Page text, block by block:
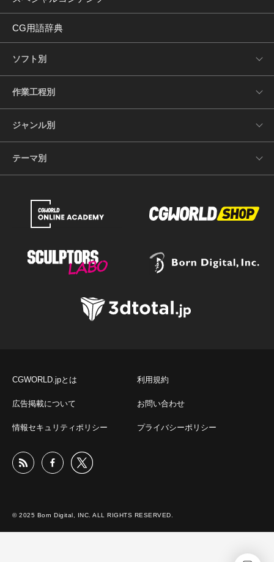
CG用語辞典
ソフト別
作業工程別
ジャンル別
テーマ別
CGWORLD.jpとは 利用規約
広告掲載について お問い合わせ
情報セキュリティポリシー プライバシーポリシー
© 2025 Born Digital, INC. ALL RIGHTS RESERVED.